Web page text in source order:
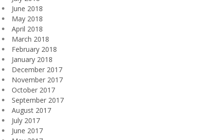
June 2018
May 2018
April 2018
March 2018
February 2018
January 2018
December 2017
November 2017
October 2017
September 2017
August 2017
July 2017
June 2017